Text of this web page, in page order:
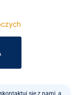
się z nami, a